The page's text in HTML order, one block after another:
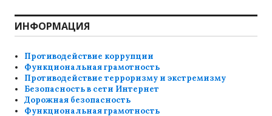
ИНФОРМАЦИЯ
Противодействие коррупции
Функциональная грамотность
Противодействие терроризму и экстремизму
Безопасность в сети Интернет
Дорожная безопасность
Функциональная грамотность